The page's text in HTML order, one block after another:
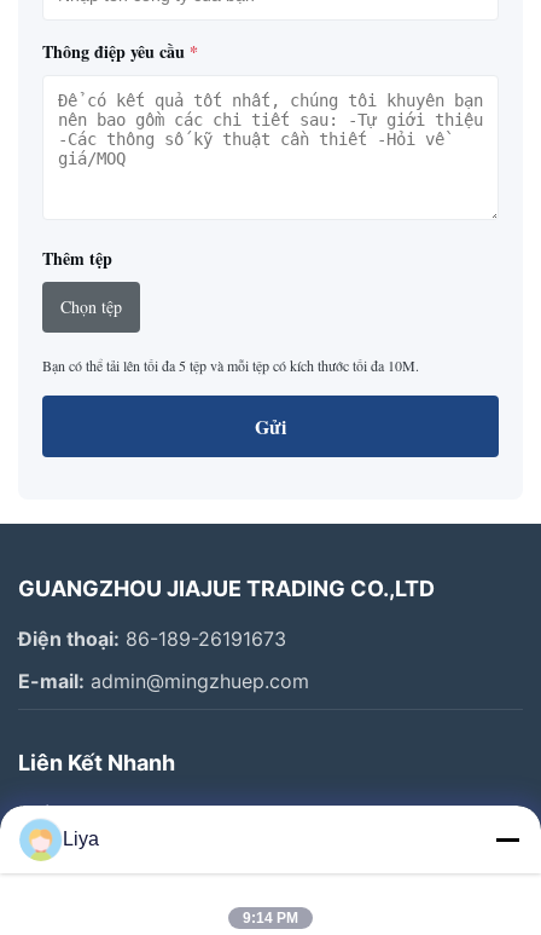
Thông điệp yêu cầu *
Thêm tệp
Chọn tệp
Bạn có thể tải lên tối đa 5 tệp và mỗi tệp có kích thước tối đa 10M.
Gửi
GUANGZHOU JIAJUE TRADING CO.,LTD
Điện thoại: 86-189-26191673
E-mail: admin@mingzhuep.com
Liên Kết Nhanh
Nhà
Sản Phẩm
Liya
9:14 PM